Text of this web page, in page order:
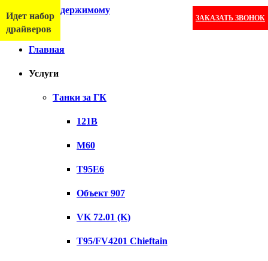
Перейти к содержимому
ЗАКАЗАТЬ ЗВОНОК
Меню
Главная
Услуги
Танки за ГК
121B
M60
T95E6
Объект 907
VK 72.01 (K)
T95/FV4201 Chieftain
Идет набор
драйверов